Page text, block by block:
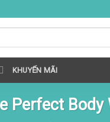
KHUYẾN MÃI
Perfect Body